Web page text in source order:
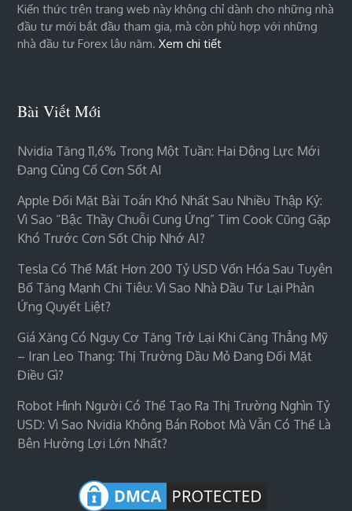
Kiến thức trên trang web này không chỉ dành cho những nhà
đầu tư mới bắt đầu tham gia, mà còn phù hợp với những
nhà đầu tư Forex lâu năm.Xem chi tiết
Bài Viết Mới
Nvidia Tăng 11,6% Trong Một Tuần: Hai Động Lực Mới
Đang Củng Cố Cơn Sốt AI
Apple Đối Mặt Bài Toán Khó Nhất Sau Nhiều Thập Kỷ:
Vì Sao “bậc Thầy Chuỗi Cung Ứng” Tim Cook Cũng Gặp
Khó Trước Cơn Sốt Chip Nhớ AI?
Tesla Có Thể Mất Hơn 200 Tỷ USD Vốn Hóa Sau Tuyên
Bố Tăng Mạnh Chi Tiêu: Vì Sao Nhà Đầu Tư Lại Phản
Ứng Quyết Liệt?
Giá Xăng Có Nguy Cơ Tăng Trở Lại Khi Căng Thẳng Mỹ
– Iran Leo Thang: Thị Trường Dầu Mỏ Đang Đối Mặt
Điều Gì?
Robot Hình Người Có Thể Tạo Ra Thị Trường Nghìn Tỷ
USD: Vì Sao Nvidia Không Bán Robot Mà Vẫn Có Thể Là
Bên Hưởng Lợi Lớn Nhất?